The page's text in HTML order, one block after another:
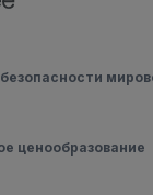
ценообразование